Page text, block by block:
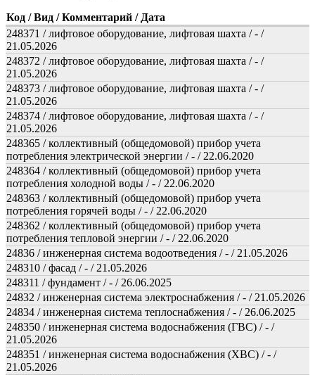
Код / Вид / Комментарий / Дата
248371 / лифтовое оборудование, лифтовая шахта / - /
21.05.2026
248372 / лифтовое оборудование, лифтовая шахта / - /
21.05.2026
248373 / лифтовое оборудование, лифтовая шахта / - /
21.05.2026
248374 / лифтовое оборудование, лифтовая шахта / - /
21.05.2026
248365 / коллективный (общедомовой) прибор учета
потребления электрической энергии / - / 22.06.2020
248364 / коллективный (общедомовой) прибор учета
потребления холодной воды / - / 22.06.2020
248363 / коллективный (общедомовой) прибор учета
потребления горячей воды / - / 22.06.2020
248362 / коллективный (общедомовой) прибор учета
потребления тепловой энергии / - / 22.06.2020
24836 / инженерная система водоотведения / - / 21.05.2026
248310 / фасад / - / 21.05.2026
248311 / фундамент / - / 26.06.2025
24832 / инженерная система электроснабжения / - / 21.05.2026
24834 / инженерная система теплоснабжения / - / 26.06.2025
248350 / инженерная система водоснабжения (ГВС) / - /
21.05.2026
248351 / инженерная система водоснабжения (ХВС) / - /
21.05.2026